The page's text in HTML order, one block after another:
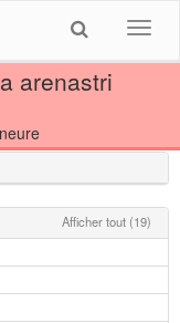
arenastri
Afficher tout (19)